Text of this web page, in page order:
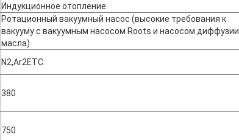
Индукционное отопление
Ротационный вакуумный насос (высокие требования к
вакууму с вакуумным насосом Roots и насосом диффузии
масла)
N2,Ar2ETC.
380
750